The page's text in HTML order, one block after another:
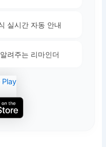
실시간 자동 안내
려주는 리마인더